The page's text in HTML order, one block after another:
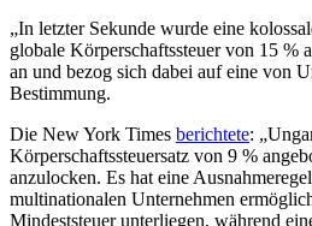
„In letzter Sekunde wurde eine
globale Körperschaftssteuer von 15 %
an und bezog sich dabei auf eine von
Bestimmung.
Die New York Times berichtete:
Körperschaftssteuersatz von 9 %
anzulocken. Es hat eine
multinationalen Unternehmen
Mindeststeuer unterliegen, während